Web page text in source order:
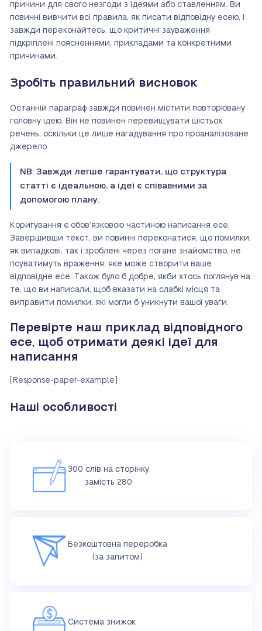
причини для свого незгоди з ідеями або ставленням. Ви
повинні вивчити всі правила, як писати відповідну есею, і
завжди переконайтесь, що критичні зауваження
підкріплені поясненнями, прикладами та конкретними
причинами.
Зробіть правильний висновок
Останній параграф завжди повинен містити повторювану
головну ідею. Він не повинен перевищувати шістьох
речень, оскільки це лише нагадування про проаналізоване
джерело.
NB: Завжди легше гарантувати, що структура
статті є ідеальною, а ідеї є співавними за
допомогою плану.
Коригування є обов’язковою частиною написання есе.
Завершивши текст, ви повинні переконатися, що помилки,
як випадкові, так і зроблені через погане знайомство, не
псуватимуть враження, яке може створити ваше
відповідне есе. Також було б добре, якби хтось поглянув на
те, що ви написали, щоб вказати на слабкі місця та
виправити помилки, які могли б уникнути вашої уваги.
Перевірте наш приклад відповідного
есе, щоб отримати деякі ідеї для
написання
[Response-paper-example]
Наші особливості
300 слів на сторінку
замість 280
Безкоштовна переробка
(за запитом)
Система знижок